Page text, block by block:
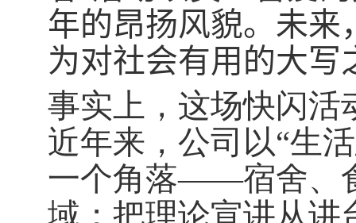
年的昂扬风貌。未来
为对社会有用的大写
事实上，这场快闪活
近年来，公司以“生
一个角落——宿舍、
域；把理论宣讲从讲